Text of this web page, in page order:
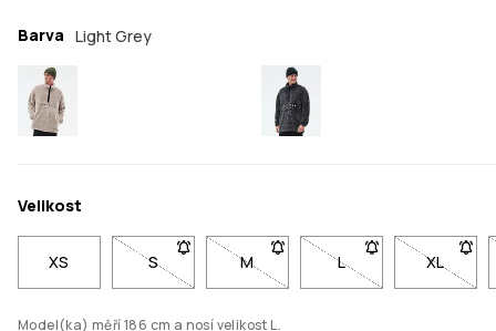
Barva Light Grey
Velikost
XS S- Velikost S není dostupná. Klikni pro
M- Velikost M není dostupná. Klikni
L- Velikost L není
XL
-
Model(ka) měří 186 cm a nosí velikost L.